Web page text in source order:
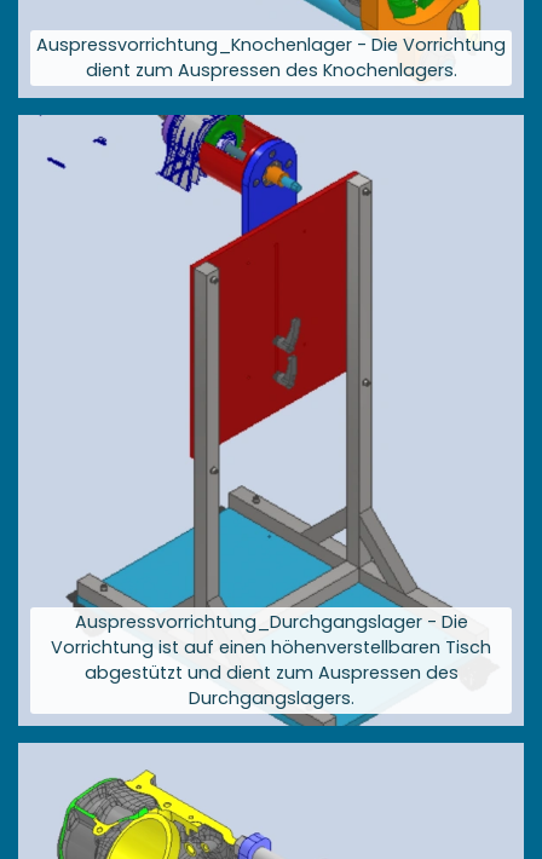
Auspressvorrichtung_Knochenlager - Die Vorrichtung
dient zum Auspressen des Knochenlagers.
Größere
Bildversion
anzeigen
Auspressvorrichtung_Durchgangslager - Die
Vorrichtung ist auf einen höhenverstellbaren Tisch
abgestützt und dient zum Auspressen des
Durchgangslagers.
Größere
anzeigen